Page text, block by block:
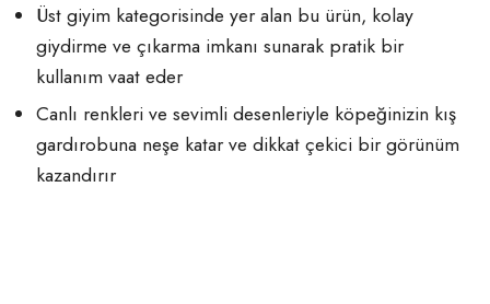
Üst giyim kategorisinde yer alan bu ürün, kolay
giydirme ve çıkarma imkanı sunarak pratik bir
kullanım vaat eder
Canlı renkleri ve sevimli desenleriyle köpeğinizin kış
gardırobuna neşe katar ve dikkat çekici bir görünüm
kazandırır